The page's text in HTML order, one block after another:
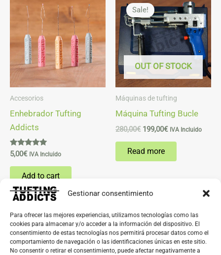
Gestionar consentimiento
Para ofrecer las mejores experiencias, utilizamos tecnologías como las
cookies para almacenar y/o acceder a la información del dispositivo. El
consentimiento de estas tecnologías nos permitirá procesar datos como el
comportamiento de navegación o las identificaciones únicas en este sitio.
No consentir o retirar el consentimiento, puede afectar negativamente a
Accesorios
Enhebrador Tufting
Addicts
Rated
4.87
out of 5
5,00€ IVA Incluido
Add to cart
OUT OF STOCK
Sale!
Máquinas de tufting
Máquina Tufting Bucle
280,00€
price
was:
280,00€.
199,00€
price
is:
199,00€.
IVA Incluido
Read more
Sale!
Original
price
was:
199,00€.
Current
price
is:
149,50€.
Sale!
Original
price
was:
199,00€.
Current
price
is:
149,50€.